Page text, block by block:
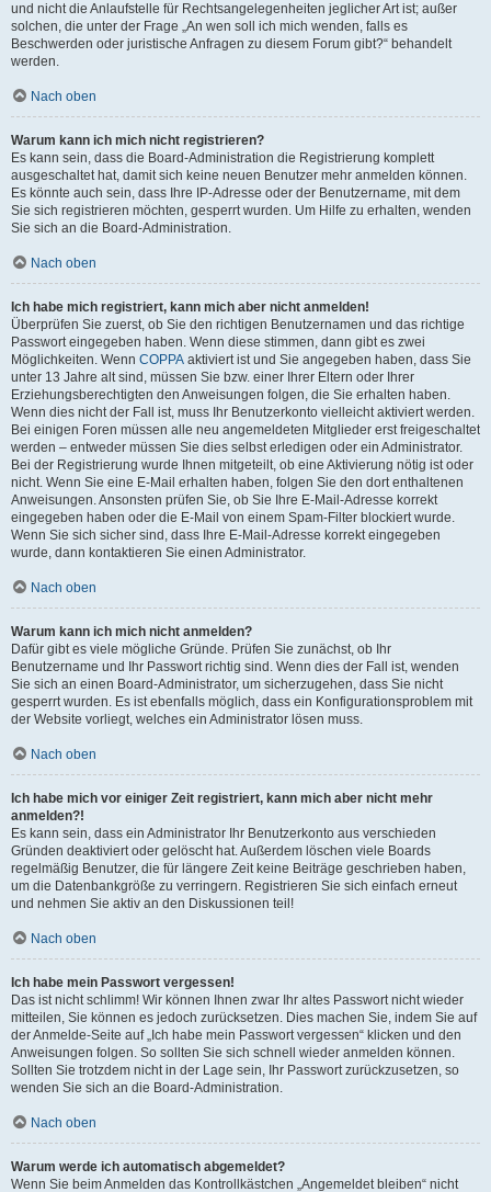
und nicht die Anlaufstelle für Rechtsangelegenheiten jeglicher Art ist; außer
solchen, die unter der Frage „An wen soll ich mich wenden, falls es
Beschwerden oder juristische Anfragen zu diesem Forum gibt?“ behandelt
werden.
Nach oben
Warum kann ich mich nicht registrieren?
Es kann sein, dass die Board-Administration die Registrierung komplett
ausgeschaltet hat, damit sich keine neuen Benutzer mehr anmelden können.
Es könnte auch sein, dass Ihre IP-Adresse oder der Benutzername, mit dem
Sie sich registrieren möchten, gesperrt wurden. Um Hilfe zu erhalten, wenden
Sie sich an die Board-Administration.
Nach oben
Ich habe mich registriert, kann mich aber nicht anmelden!
Überprüfen Sie zuerst, ob Sie den richtigen Benutzernamen und das richtige
Passwort eingegeben haben. Wenn diese stimmen, dann gibt es zwei
Möglichkeiten. Wenn COPPA aktiviert ist und Sie angegeben haben, dass Sie
unter 13 Jahre alt sind, müssen Sie bzw. einer Ihrer Eltern oder Ihrer
Erziehungsberechtigten den Anweisungen folgen, die Sie erhalten haben.
Wenn dies nicht der Fall ist, muss Ihr Benutzerkonto vielleicht aktiviert werden.
Bei einigen Foren müssen alle neu angemeldeten Mitglieder erst freigeschaltet
werden – entweder müssen Sie dies selbst erledigen oder ein Administrator.
Bei der Registrierung wurde Ihnen mitgeteilt, ob eine Aktivierung nötig ist oder
nicht. Wenn Sie eine E-Mail erhalten haben, folgen Sie den dort enthaltenen
Anweisungen. Ansonsten prüfen Sie, ob Sie Ihre E-Mail-Adresse korrekt
eingegeben haben oder die E-Mail von einem Spam-Filter blockiert wurde.
Wenn Sie sich sicher sind, dass Ihre E-Mail-Adresse korrekt eingegeben
wurde, dann kontaktieren Sie einen Administrator.
Nach oben
Warum kann ich mich nicht anmelden?
Dafür gibt es viele mögliche Gründe. Prüfen Sie zunächst, ob Ihr
Benutzername und Ihr Passwort richtig sind. Wenn dies der Fall ist, wenden
Sie sich an einen Board-Administrator, um sicherzugehen, dass Sie nicht
gesperrt wurden. Es ist ebenfalls möglich, dass ein Konfigurationsproblem mit
der Website vorliegt, welches ein Administrator lösen muss.
Nach oben
Ich habe mich vor einiger Zeit registriert, kann mich aber nicht mehr
anmelden?!
Es kann sein, dass ein Administrator Ihr Benutzerkonto aus verschieden
Gründen deaktiviert oder gelöscht hat. Außerdem löschen viele Boards
regelmäßig Benutzer, die für längere Zeit keine Beiträge geschrieben haben,
um die Datenbankgröße zu verringern. Registrieren Sie sich einfach erneut
und nehmen Sie aktiv an den Diskussionen teil!
Nach oben
Ich habe mein Passwort vergessen!
Das ist nicht schlimm! Wir können Ihnen zwar Ihr altes Passwort nicht wieder
mitteilen, Sie können es jedoch zurücksetzen. Dies machen Sie, indem Sie auf
der Anmelde-Seite auf „Ich habe mein Passwort vergessen“ klicken und den
Anweisungen folgen. So sollten Sie sich schnell wieder anmelden können.
Sollten Sie trotzdem nicht in der Lage sein, Ihr Passwort zurückzusetzen, so
wenden Sie sich an die Board-Administration.
Nach oben
Warum werde ich automatisch abgemeldet?
Wenn Sie beim Anmelden das Kontrollkästchen „Angemeldet bleiben“ nicht